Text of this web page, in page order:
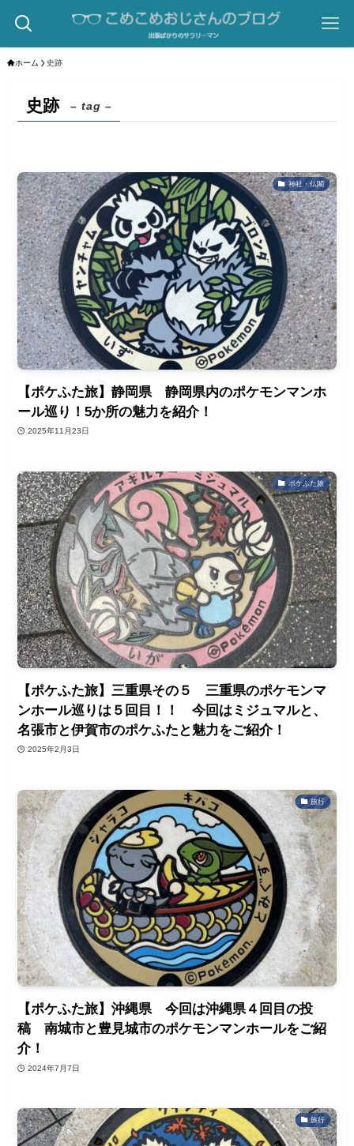
ホーム 史跡
史跡 – tag –
神社・仏閣
【ポケふた旅】静岡県 静岡県内のポケモンマンホ
ール巡り！5か所の魅力を紹介！
2025年11月23日
ポケふた旅
【ポケふた旅】三重県その５ 三重県のポケモンマ
ンホール巡りは５回目！！ 今回はミジュマルと、
名張市と伊賀市のポケふたと魅力をご紹介！
2025年2月3日
旅行
【ポケふた旅】沖縄県 今回は沖縄県４回目の投
稿 南城市と豊見城市のポケモンマンホールをご紹
介！
2024年7月7日
旅行